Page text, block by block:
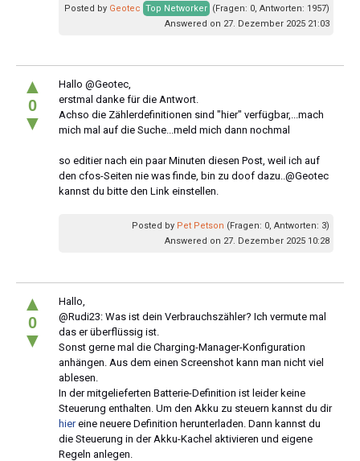
Posted by Geotec Top Networker (Fragen: 0, Antworten: 1957)
Answered on 27. Dezember 2025 21:03
▲
0
▼
Hallo @Geotec,
erstmal danke für die Antwort.
Achso die Zählerdefinitionen sind "hier" verfügbar,...mach
mich mal auf die Suche...meld mich dann nochmal
so editier nach ein paar Minuten diesen Post, weil ich auf
den cfos-Seiten nie was finde, bin zu doof dazu..@Geotec
kannst du bitte den Link einstellen.
Posted by Pet Petson (Fragen: 0, Antworten: 3)
Answered on 27. Dezember 2025 10:28
▲
0
▼
Hallo,
@Rudi23: Was ist dein Verbrauchszähler? Ich vermute mal
das er überflüssig ist.
Sonst gerne mal die Charging-Manager-Konfiguration
anhängen. Aus dem einen Screenshot kann man nicht viel
ablesen.
In der mitgelieferten Batterie-Definition ist leider keine
Steuerung enthalten. Um den Akku zu steuern kannst du dir
hiereine neuere Definition herunterladen. Dann kannst du
die Steuerung in der Akku-Kachel aktivieren und eigene
Regeln anlegen.